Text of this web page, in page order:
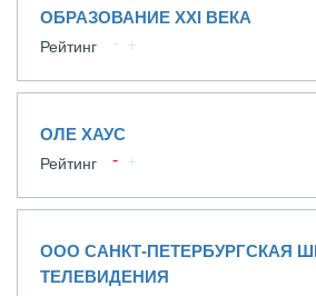
ОБРАЗОВАНИЕ XXI ВЕКА
Рейтинг
ОЛЕ ХАУС
Рейтинг
ООО САНКТ-ПЕТЕРБУРГСКАЯ
ТЕЛЕВИДЕНИЯ